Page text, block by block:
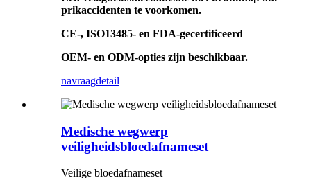
prikaccidenten te voorkomen.
CE-, ISO13485- en FDA-gecertificeerd
OEM- en ODM-opties zijn beschikbaar.
navraagdetail
Medische wegwerp
veiligheidsbloedafnameset
Veilige bloedafnameset